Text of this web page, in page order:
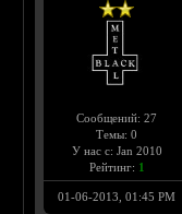
Сообщений: 27
Темы: 0
У нас с: Jan 2010
Рейтинг: 1
01-06-2013, 01:45 PM